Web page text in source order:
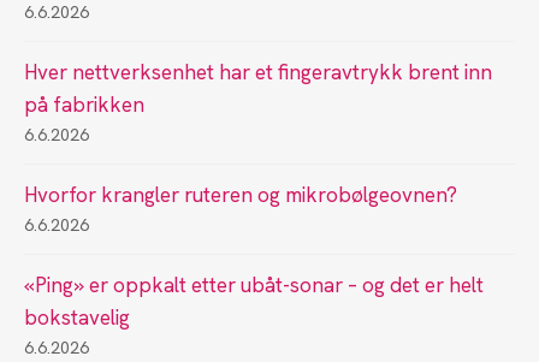
6.6.2026
Hver nettverksenhet har et fingeravtrykk brent inn
på fabrikken
6.6.2026
Hvorfor krangler ruteren og mikrobølgeovnen?
6.6.2026
«Ping» er oppkalt etter ubåt-sonar – og det er helt
bokstavelig
6.6.2026